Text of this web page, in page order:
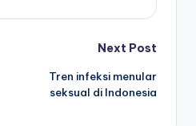
Next Post
Tren infeksi menular
seksual di Indonesia